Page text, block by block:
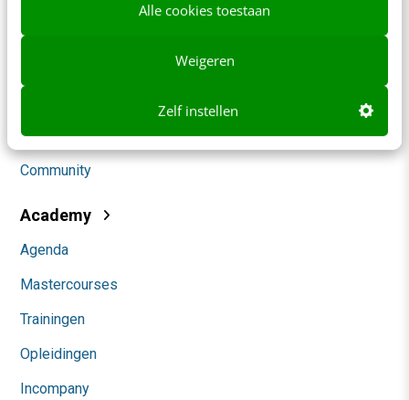
Alle cookies toestaan
Weigeren
Zelf instellen
Klantcontact & CX
Themanieuwsbrieven
Community
Academy
Agenda
Mastercourses
Trainingen
Opleidingen
Incompany